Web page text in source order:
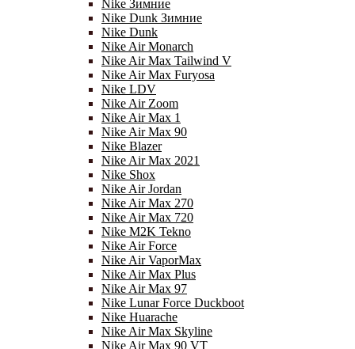
Nike Зимние
Nike Dunk Зимние
Nike Dunk
Nike Air Monarch
Nike Air Max Tailwind V
Nike Air Max Furyosa
Nike LDV
Nike Air Zoom
Nike Air Max 1
Nike Air Max 90
Nike Blazer
Nike Air Max 2021
Nike Shox
Nike Air Jordan
Nike Air Max 270
Nike Air Max 720
Nike M2K Tekno
Nike Air Force
Nike Air VaporMax
Nike Air Max Plus
Nike Air Max 97
Nike Lunar Force Duckboot
Nike Huarache
Nike Air Max Skyline
Nike Air Max 90 VT